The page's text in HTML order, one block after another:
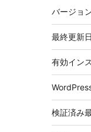
メ
タ
バージョ
最終更新日
有効イン
検証済み